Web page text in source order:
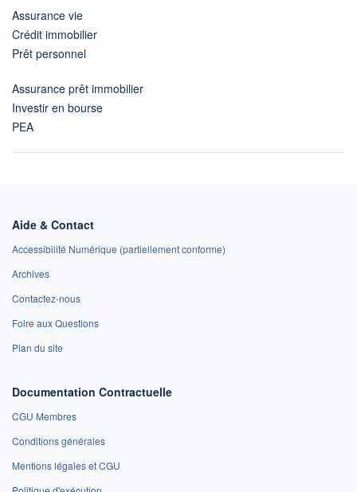
Assurance vie
Crédit immobilier
Prêt personnel
Assurance prêt immobilier
Investir en bourse
PEA
Aide & Contact
Accessibilité Numérique (partiellement conforme)
Archives
Contactez-nous
Foire aux Questions
Plan du site
Documentation Contractuelle
CGU Membres
Conditions générales
Mentions légales et CGU